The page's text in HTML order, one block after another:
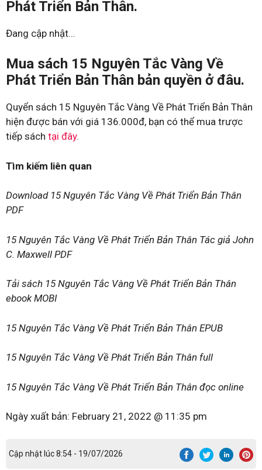
Phát Triển Bản Thân.
Đang cập nhật…
Mua sách 15 Nguyên Tắc Vàng Về
Phát Triển Bản Thân bản quyền ở đâu.
Quyển sách 15 Nguyên Tắc Vàng Về Phát Triển Bản Thân
hiện được bán với giá 136.000đ, bạn có thể mua trược
tiếp sách tại đây.
Tìm kiếm liên quan
Download 15 Nguyên Tắc Vàng Về Phát Triển Bản Thân
PDF
15 Nguyên Tắc Vàng Về Phát Triển Bản Thân Tác giả John
C. Maxwell PDF
Tải sách 15 Nguyên Tắc Vàng Về Phát Triển Bản Thân
ebook MOBI
15 Nguyên Tắc Vàng Về Phát Triển Bản Thân EPUB
15 Nguyên Tắc Vàng Về Phát Triển Bản Thân full
15 Nguyên Tắc Vàng Về Phát Triển Bản Thân đọc online
Ngày xuất bản: February 21, 2022 @ 11:35 pm
Cập nhật lúc 8:54 - 19/07/2026